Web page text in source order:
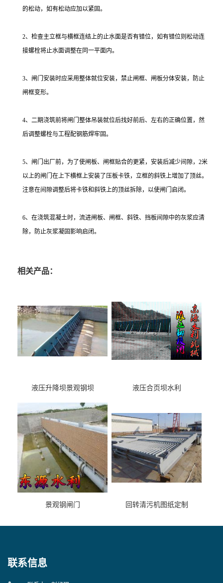
的松动，如有松动应加以紧固。
2、检查主立框与横框连结上的止水面是否有错位，如有错位则松动连
接螺栓将止水面调整在同一平面内。
3、闸门安装时应采用整体就位安装，禁止闸框、闸板分体安装，防止
闸框变形。
4、二期浇筑前将闸门整体吊装就位后找好前后、左右的正确位置，然
后调整螺栓与工程配钢筋焊牢固。
5、闸门出厂前，为了使闸板、闸框贴合的更紧，安装后减少间隙，2米
以上的闸门在上下横框上安装了压板卡铁，立框的斜铁上增加了顶丝。
注意在间隙调整后将卡铁和斜铁上的顶丝拆除，以使闸门启闭。
6、在浇筑混凝土时，流进闸板、闸框、斜铁、挡板间隙中的灰浆应清
除，防止灰浆凝固影响启闭。
相关产品：
液压升降坝景观钢坝 液压合页坝水利
景观钢闸门 回转清污机图纸定制
联系信息